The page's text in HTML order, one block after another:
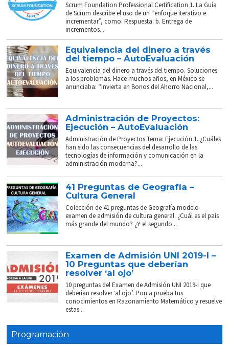
Scrum Foundation Professional Certification 1. La Guía
de Scrum describe el uso de un “enfoque iterativo e
incrementar”, como: Respuesta: b. Entrega de
incrementos...
Equivalencia del dinero a través
del tiempo – AutoEvaluación
Equivalencia del dinero a través del tiempo. Soluciones
a los problemas. Hace muchos años, en México se
anunciaba: “Invierta en Bonos del Ahorro Nacional,...
Administración de Proyectos:
Ejecución – AutoEvaluación
Administración de Proyectos Tema: Ejecución 1. ¿Cuáles
han sido las consecuencias del desarrollo de las
tecnologías de información y comunicación en la
administración moderna?...
41 Preguntas de Geografía –
Cultura General
Colección de 41 preguntas de Geografía modelo
examen de admisión de cultura general. ¿Cuál es el país
más grande del mundo? ¿Y el segundo...
Examen de Admisión UNI 2019-I –
10 Preguntas que deberían
resolver ‘al ojo’
10 preguntas del Examen de Admisión UNI 2019-I que
deberían resolver ‘al ojo’. Pon a prueba tus
conocimientos en Razonamiento Matemático y resuelve
estas...
Programación